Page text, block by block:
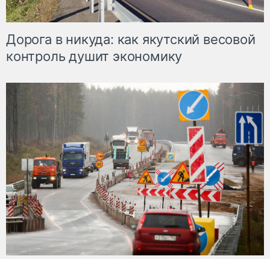
Дорога в никуда: как якутский весовой
контроль душит экономику